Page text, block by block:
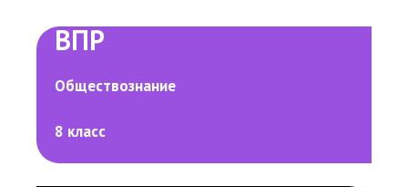
ВПР
Обществознание
8 класс